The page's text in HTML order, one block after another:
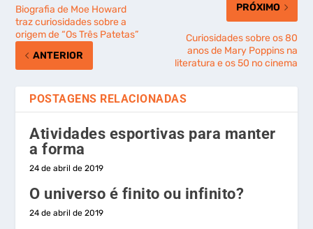
Biografia de Moe Howard
traz curiosidades sobre a
origem de “Os Três Patetas”
ANTERIOR
PRÓXIMO
Curiosidades sobre os 80
anos de Mary Poppins na
literatura e os 50 no cinema
POSTAGENS RELACIONADAS
Atividades esportivas para manter
a forma
24 de abril de 2019
O universo é finito ou infinito?
24 de abril de 2019